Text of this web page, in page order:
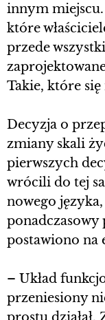
innym
które
przede
Takie, które się
Decyzja o
zmiany skali
pierwszych
wrócili do tej
nowego
postawiono na
– Układ
przeniesiony